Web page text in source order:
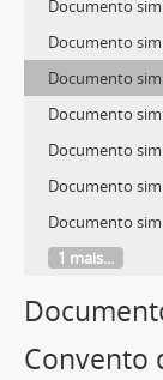
Documento
Documento
Documento
Documento
Documento
Documento
Documento
1 mais...
Convento